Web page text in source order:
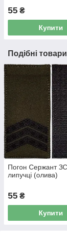
55 ₴
Купити
Подібні
Погон Сержант
липучці (олива)
55 ₴
Купити